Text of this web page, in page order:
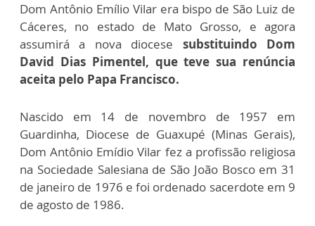
Dom Antônio Emílio Vilar era bispo de São Luiz de
Cáceres, no estado de Mato Grosso, e agora
assumirá a nova diocese substituindo Dom
David Dias Pimentel, que teve sua renúncia
aceita pelo Papa Francisco.
Nascido em 14 de novembro de 1957 em
Guardinha, Diocese de Guaxupé (Minas Gerais),
Dom Antônio Emídio Vilar fez a profissão religiosa
na Sociedade Salesiana de São João Bosco em 31
de janeiro de 1976 e foi ordenado sacerdote em 9
de agosto de 1986.